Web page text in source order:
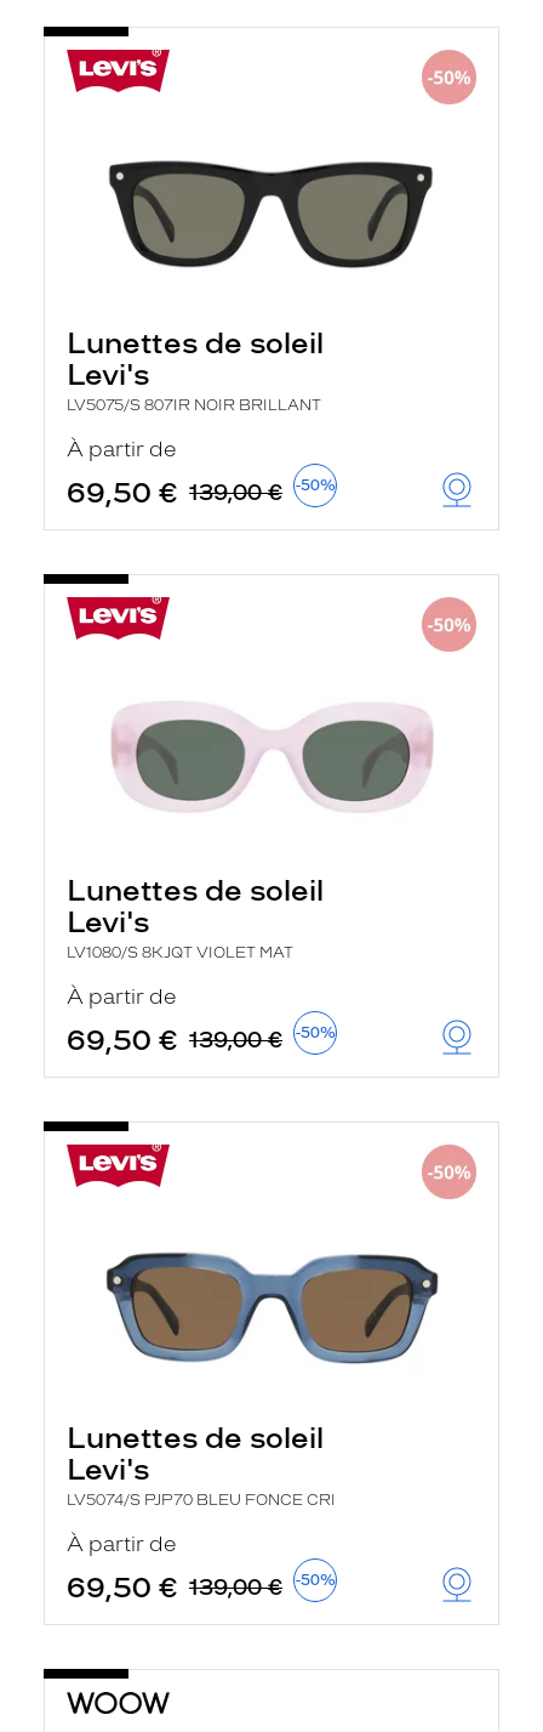
Lunettes de soleil
Levi's
LV5075/S 807IR NOIR BRILLANT
À partir de
69,50 € 139,00 € -50%
Lunettes de soleil
Levi's
LV1080/S 8KJQT VIOLET MAT
À partir de
69,50 € 139,00 € -50%
Lunettes de soleil
Levi's
LV5074/S PJP70 BLEU FONCE CRI
À partir de
69,50 € 139,00 € -50%